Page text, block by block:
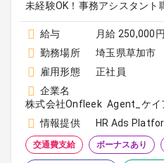
未経験OK！事務アシスタント
給与
月給 250,000
勤務場所
埼玉県草加市
雇用形態
正社員
企業名
株式会社Onfleek Agent_ケイ
情報提供
HR Ads
交通費支給 ボーナスあり